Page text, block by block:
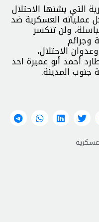
التي يشنها الاحتلال
العسكرية ضد
ولن تنكسر
وجرائم
الاحتلال،
أحمد أبو عميرة احد
جنوب المدينة.
عسكرية